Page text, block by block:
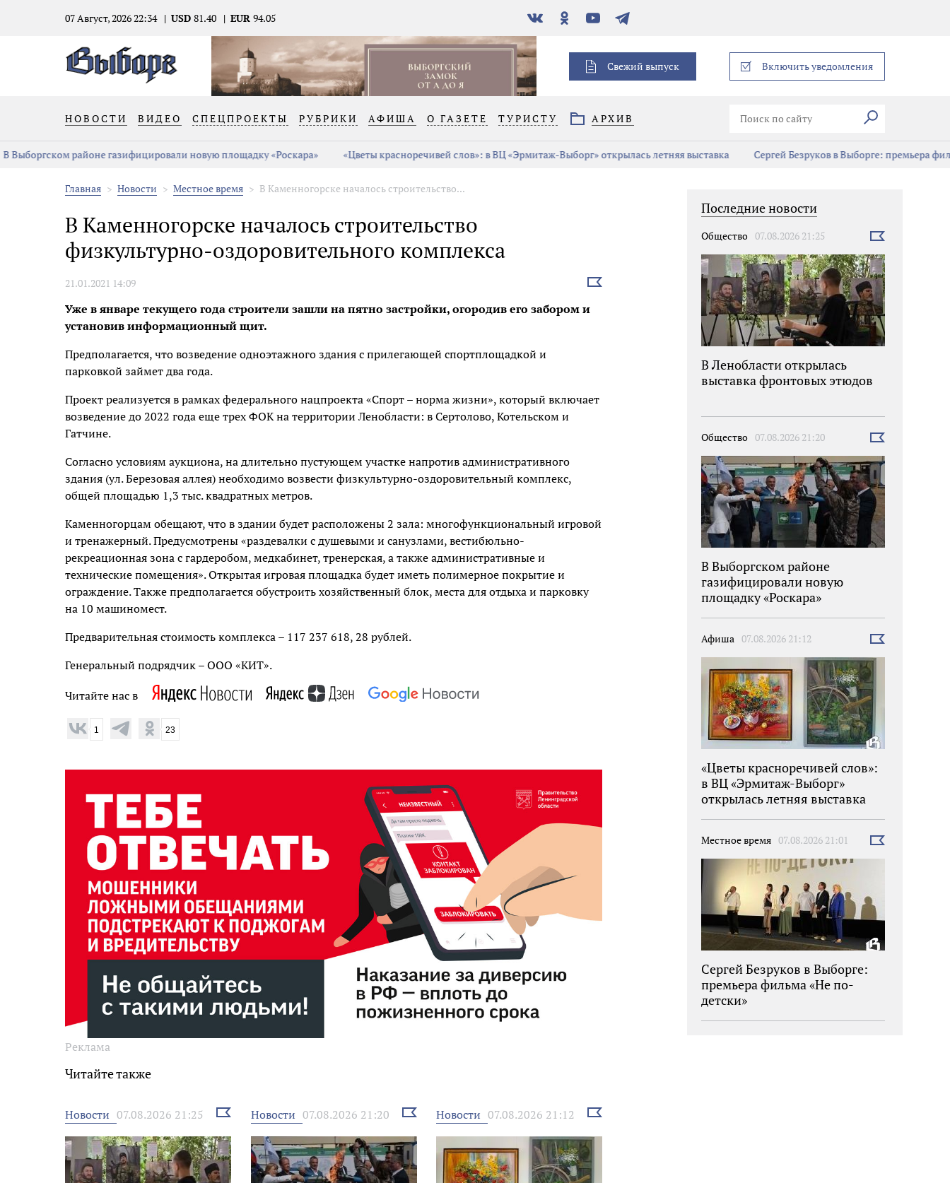
07 Август, 2026 22:34 USD 81.40 EUR 94.05
В
контакте
Одноклассники
YouTubeТелеграм
Свежий выпуск Включить уведомления
НОВОСТИ ВИДЕО СПЕЦПРОЕКТЫ РУБРИКИ АФИША О ГАЗЕТЕ ТУРИСТУ АРХИВ Искать
В Выборгском районе газифицировали новую площадку «Роскара» «Цветы красноречивей слов»: в ВЦ «Эрмитаж-Выборг» открылась летняя выставка Сергей Безруков в Выборге: премьера
Главная Новости Местное время В Каменногорске началось строительство...
В Каменногорске началось строительство
физкультурно-оздоровительного комплекса
21.01.2021 14:09
Выбрать
Уже в январе текущего года строители зашли на пятно застройки, огородив его забором и
установив информационный щит.
Предполагается, что возведение одноэтажного здания с прилегающей спортплощадкой и
парковкой займет два года.
Проект реализуется в рамках федерального нацпроекта «Спорт – норма жизни», который включает
возведение до 2022 года еще трех ФОК на территории Ленобласти: в Сертолово, Котельском и
Гатчине.
Согласно условиям аукциона, на длительно пустующем участке напротив административного
здания (ул. Березовая аллея) необходимо возвести физкультурно-оздоровительный комплекс,
общей площадью 1,3 тыс. квадратных метров.
Каменногорцам обещают, что в здании будет расположены 2 зала: многофункциональный игровой
и тренажерный. Предусмотрены «раздевалки с душевыми и санузлами, вестибюльно-
рекреационная зона с гардеробом, медкабинет, тренерская, а также административные и
технические помещения». Открытая игровая площадка будет иметь полимерное покрытие и
ограждение. Также предполагается обустроить хозяйственный блок, места для отдыха и парковку
на 10 машиномест.
Предварительная стоимость комплекса – 117 237 618, 28 рублей.
Генеральный подрядчик – ООО «КИТ».
Читайте нас в
1 23
Реклама
Читайте также
Новости 07.08.2026 21:25
Выбрать
новость
Новости 07.08.2026 21:20
Выбрать
новость
Новости 07.08.2026 21:12
Выбрать
Последние новости
Общество 07.08.2026 21:25
Выбрать
В Ленобласти открылась
выставка фронтовых этюдов
Общество 07.08.2026 21:20
Выбрать
В Выборгском районе
газифицировали новую
площадку «Роскара»
Афиша 07.08.2026 21:12
Выбрать
«Цветы красноречивей слов»:
в ВЦ «Эрмитаж-Выборг»
открылась летняя выставка
Местное время 07.08.2026 21:01
Выбрать
Сергей Безруков в Выборге:
премьера фильма «Не по-
детски»